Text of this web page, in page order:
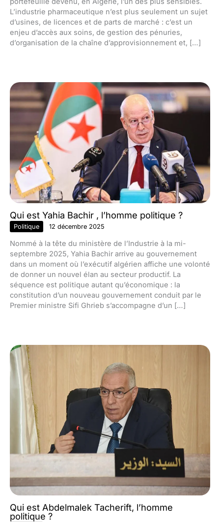
L’industrie pharmaceutique n’est plus seulement un sujet
d’usines, de licences et de parts de marché : c’est un
enjeu d’accès aux soins, de gestion des pénuries,
d’organisation de la chaîne d’approvisionnement et, […]
Qui est Yahia Bachir , l’homme politique ?
Politique 12 décembre 2025
Nommé à la tête du ministère de l’Industrie à la mi-
septembre 2025, Yahia Bachir arrive au gouvernement
dans un moment où l’exécutif algérien affiche une volonté
de donner un nouvel élan au secteur productif. La
séquence est politique autant qu’économique : la
constitution d’un nouveau gouvernement conduit par le
Premier ministre Sifi Ghrieb s’accompagne d’un […]
Qui est Abdelmalek Tacherift, l’homme
politique ?